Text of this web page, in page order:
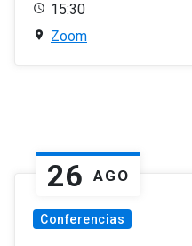
15:30
Zoom
26 AGO
Conferencias